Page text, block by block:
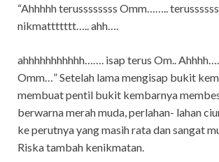
“Ahhhhh terussssssss Omm……..
nikmattttttt….. ahh….
ahhhhhhhhhhh……. isap terus Om..
Omm…” Setelah lama mengisap bukit
membuat pentil bukit kembarnya
berwarna merah muda, perlahan- lahan
ke perutnya yang masih rata dan sangat
Riska tambah kenikmatan.